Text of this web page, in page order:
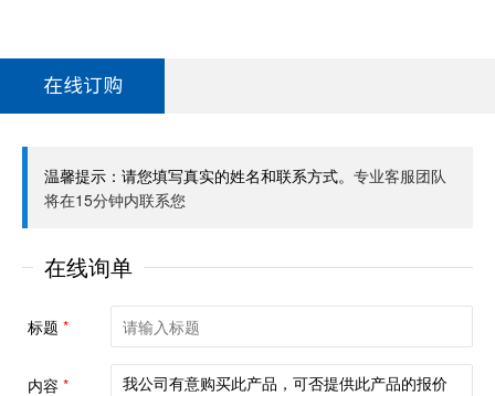
在线订购